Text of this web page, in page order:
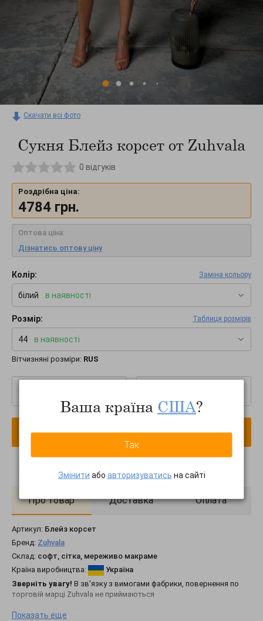
Скачати всі фото
Сукня Блейз корсет от Zuhvala
0 відгуків
Роздрібна ціна:
4784 грн.
Оптова ціна:
Дізнатись оптову ціну
Колір: Заміна кольору
білий в наявності
Розмір: Таблиця розмірів
44 в наявності
Вітчизняні розміри: RUS
В кошик
Про товар Доставка Оплата
Артикул: Блейз корсет
Бренд: Zuhvala
Склад: софт, сітка, мереживо макраме
Країна виробництва:
Україна
Зверніть увагу! В зв'язку з вимогами фабрики, повернення по
торговій марці Zuhvala не приймаються
Довжина рукава 70 см
Показать еще
Ваша країна США?
Так
Змінити або авторизуватись на сайті